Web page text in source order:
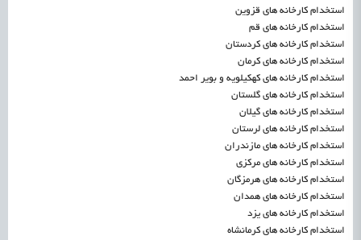
استخدام کارخانه های قزوین
استخدام کارخانه های قم
استخدام کارخانه های کردستان
استخدام کارخانه های کرمان
استخدام کارخانه های کهکیلویه و بویر احمد
استخدام کارخانه های گلستان
استخدام کارخانه های گیلان
استخدام کارخانه های لرستان
استخدام کارخانه های مازندران
استخدام کارخانه های مرکزی
استخدام کارخانه های هرمزگان
استخدام کارخانه های همدان
استخدام کارخانه های یزد
استخدام کارخانه های کرمانشاه